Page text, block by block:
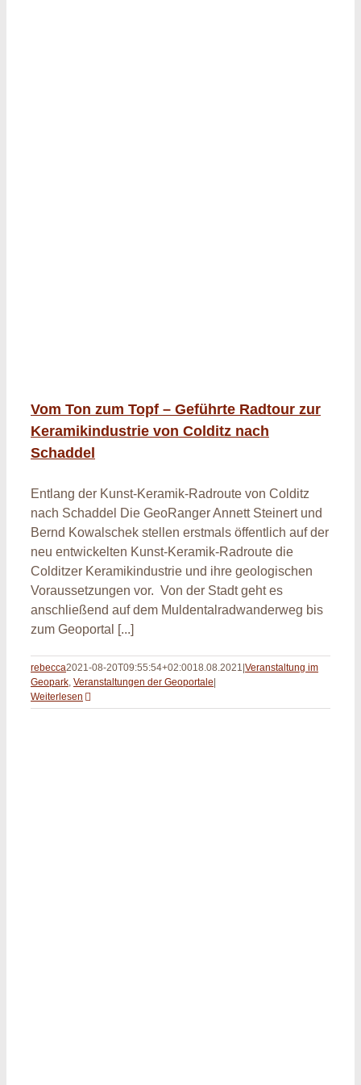
Vom Ton zum Topf – Geführte Radtour zur
Keramikindustrie von Colditz nach
Schaddel
Entlang der Kunst-Keramik-Radroute von Colditz
nach Schaddel Die GeoRanger Annett Steinert und
Bernd Kowalschek stellen erstmals öffentlich auf der
neu entwickelten Kunst-Keramik-Radroute die
Colditzer Keramikindustrie und ihre geologischen
Voraussetzungen vor. Von der Stadt geht es
anschließend auf dem Muldentalradwanderweg bis
zum Geoportal [...]
rebecca2021-08-20T09:55:54+02:0018.08.2021 |Veranstaltung im
Geopark Veranstaltungen der Geoportale|
Weiterlesen